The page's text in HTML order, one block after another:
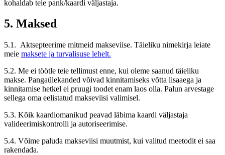
kohaldab teie pank/kaardi väljastaja.
5. Maksed
5.1. Aktsepteerime mitmeid makseviise. Täieliku nimekirja leiate
meie maksete ja turvalisuse lehelt.
5.2. Me ei töötle teie tellimust enne, kui oleme saanud täieliku
makse. Pangaülekanded võivad kinnitamiseks võtta lisaaega ja
kinnitamise hetkel ei pruugi toodet enam laos olla. Palun arvestage
sellega oma eelistatud makseviisi valimisel.
5.3. Kõik kaardiomanikud peavad läbima kaardi väljastaja
valideerimiskontrolli ja autoriseerimise.
5.4. Võime paluda makseviisi muutmist, kui valitud meetodit ei saa
rakendada.